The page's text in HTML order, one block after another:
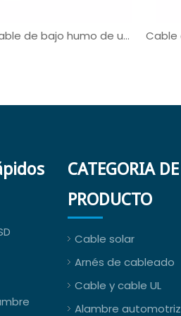
Cable de bajo humo de un solo núcleo UL3321
CATEGORIA DE
PRODUCTO
Cable solar
Arnés de cableado
Cable y cable UL
Alambre automotriz